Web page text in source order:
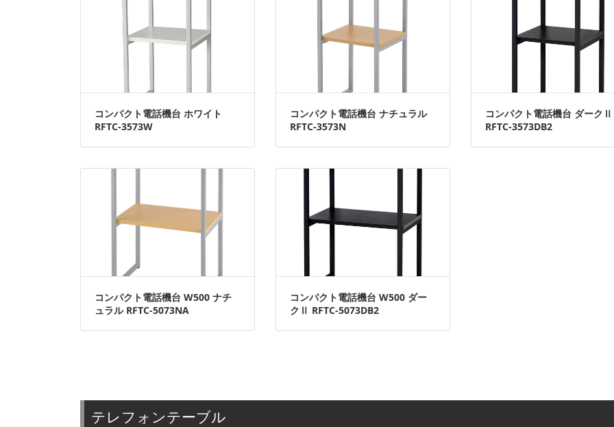
コンパクト電話機台 ホワイト
RFTC-3573W
コンパクト電話機台 ナチュラル
RFTC-3573N
コンパクト電話機台 ダークⅡ
RFTC-3573DB2
コンパクト電話機台 W500 ナチ
ュラル RFTC-5073NA
コンパクト電話機台 W500 ダー
クⅡ RFTC-5073DB2
テレフォンテーブル